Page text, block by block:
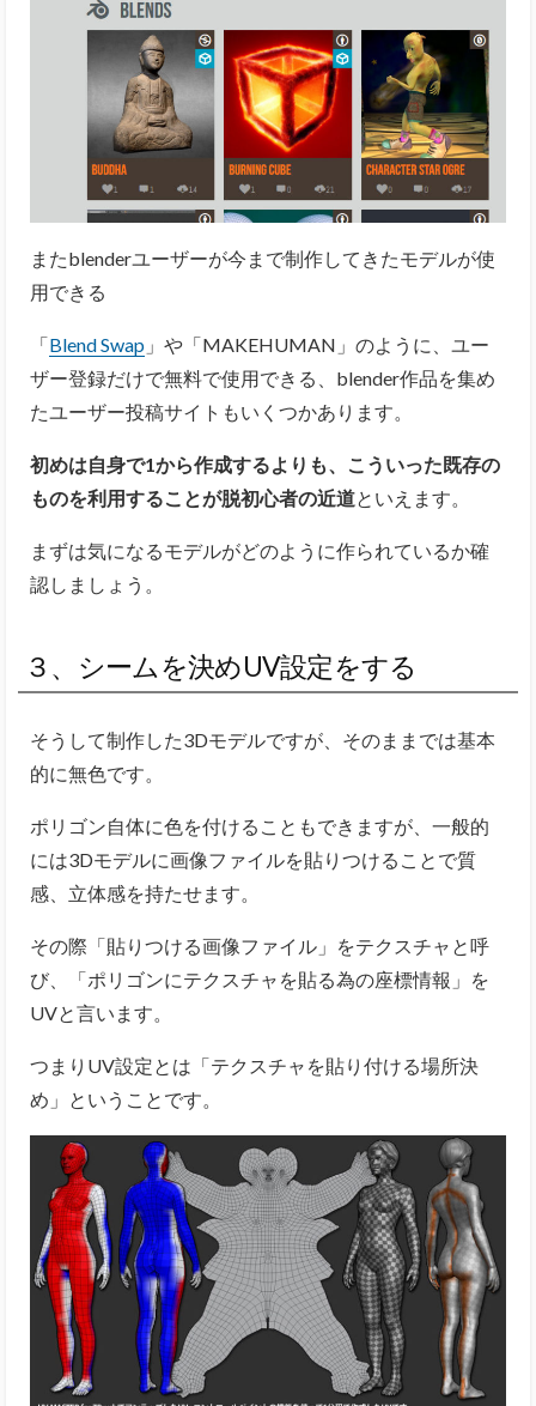
またblenderユーザーが今まで制作してきたモデルが使
用できる
「Blend Swap 」や「MAKEHUMAN」のように、 ユー
ザー登録だけで無料で使用できる、blender作品を集め
たユーザー投稿サイトもいくつかあります。
初めは自身で1から作成するよりも、こういった既存の
ものを利用することが脱初心者の近道といえます。
まずは気になるモデルがどのように作られているか確
認しましょう。
３、シームを決めUV設定をする
そうして制作した3Dモデルですが、そのままでは基本
的に無色です。
ポリゴン自体に色を付けることもできますが、一般的
には3Dモデルに画像ファイルを貼りつけることで質
感、立体感を持たせます。
その際「貼りつける画像ファイル」をテクスチャと呼
び、「ポリゴンにテクスチャを貼る為の座標情報」を
UVと言います。
つまりUV設定とは「テクスチャを貼り付ける場所決
め」ということです。